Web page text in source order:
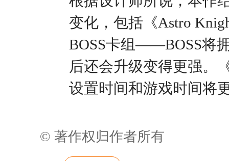
变化，包括《Astro
BOSS卡组——BOSS将
后还会升级变得更强。
设置时间和游戏时间将
© 著作权归作者所有